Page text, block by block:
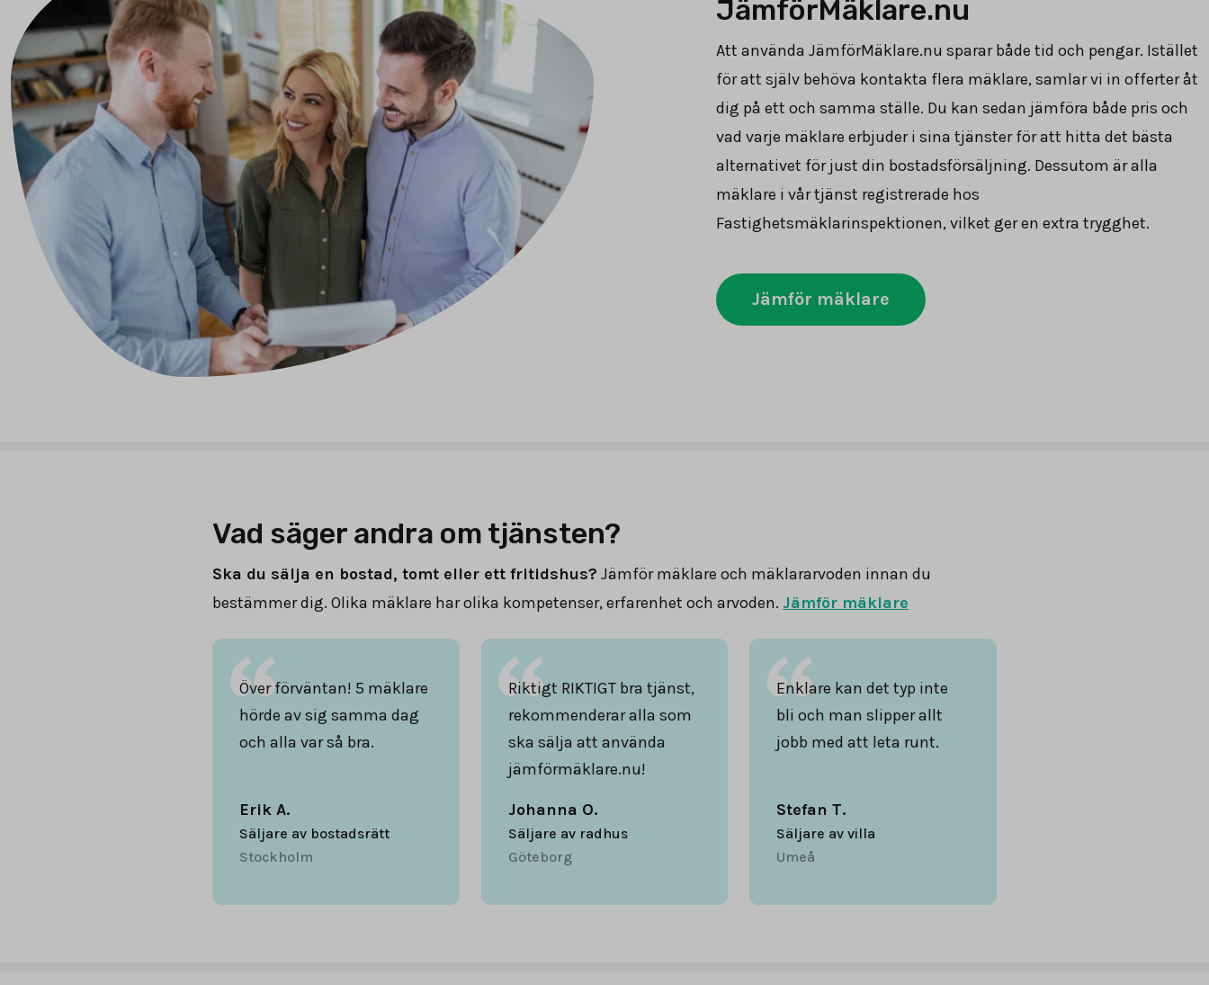
JämförMäklare.nu
Att använda JämförMäklare.nu sparar både tid och pengar. Istället
för att själv behöva kontakta flera mäklare, samlar vi in offerter åt
dig på ett och samma ställe. Du kan sedan jämföra både pris och
vad varje mäklare erbjuder i sina tjänster för att hitta det bästa
alternativet för just din bostadsförsäljning. Dessutom är alla
mäklare i vår tjänst registrerade hos
Fastighetsmäklarinspektionen, vilket ger en extra trygghet.
Jämför mäklare
Vad säger andra om tjänsten?
Ska du sälja en bostad, tomt eller ett fritidshus? Jämför mäklare och mäklararvoden innan du
bestämmer dig. Olika mäklare har olika kompetenser, erfarenhet och arvoden. Jämför mäklare
Över förväntan! 5 mäklare
hörde av sig samma dag
och alla var så bra.
Erik A.
Säljare av bostadsrätt
Stockholm
Riktigt RIKTIGT bra tjänst,
rekommenderar alla som
ska sälja att använda
jämförmäklare.nu!
Johanna O.
Säljare av radhus
Göteborg
Enklare kan det typ inte
bli och man slipper allt
jobb med att leta runt.
Stefan T.
Säljare av villa
Umeå